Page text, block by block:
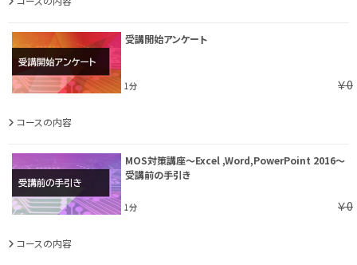
受講開始アンケート
1分 ￥0
コースの内容
MOS対策講座～Excel ,Word,PowerPoint 2016～
受講前の手引き
1分 ￥0
コースの内容